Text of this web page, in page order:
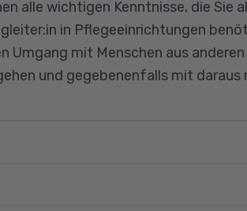
alle wichtigen Kenntnisse, die Sie
in Pflegeeinrichtungen
Umgang mit Menschen aus
und gegebenenfalls mit daraus
SGB XI